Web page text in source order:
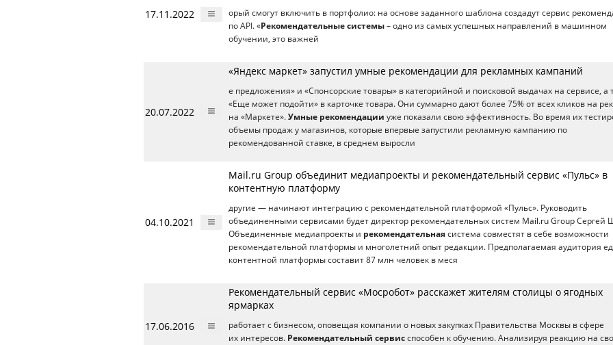
17.11.2022
орый смогут включить в портфолио: на основе заданного шаблона создадут сервис
по API. «Рекомендательные системы – одно из самых успешных направлений в машинном
обучении, это важней
20.07.2022
«Яндекс маркет» запустил умные рекомендации для рекламных кампаний
е предложения» и «Спонсорские товары» в категорийной и поисковой выдачах на сервисе, а
«Еще может подойти» в карточке товара. Они суммарно дают более 75% от всех кликов на
на «Маркете». Умные рекомендации уже показали свою эффективность. Во время их
объемы продаж у магазинов, которые впервые запустили рекламную кампанию по
рекомендованной ставке, в среднем выросли
04.10.2021
Mail.ru Group объединит медиапроекты и рекомендательный сервис «Пульс» в
контентную платформу
другие — начинают интеграцию с рекомендательной платформой «Пульс». Руководить
объединенными сервисами будет директор рекомендательных систем Mail.ru Group Сергей
Объединенные медиапроекты и рекомендательная система совместят в себе возможности
рекомендательной платформы и многолетний опыт редакции. Предполагаемая аудитория
контентной платформы составит 87 млн человек в меся
17.06.2016
Рекомендательный сервис «Мосробот» расскажет жителям столицы о ягодных
ярмарках
работает с бизнесом, оповещая компании о новых закупках Правительства Москвы в сфере
их интересов. Рекомендательный сервис способен к обучению. Анализируя реакцию на